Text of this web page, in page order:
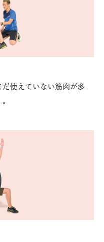
使えていない筋肉が多